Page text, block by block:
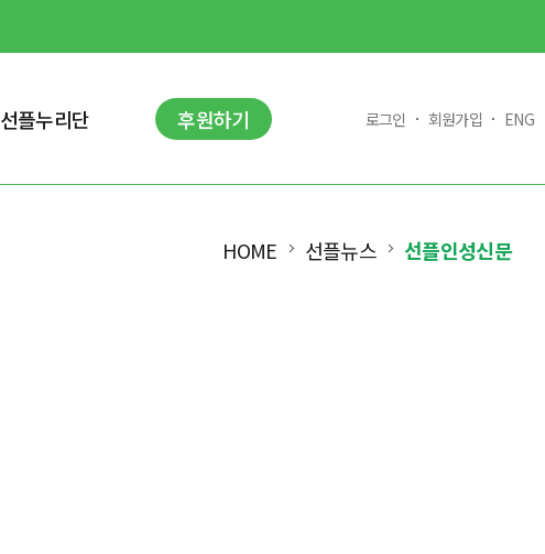
선플누리단 후원하기 로그인 회원가입 ENG
HOME 선플뉴스 선플인성신문